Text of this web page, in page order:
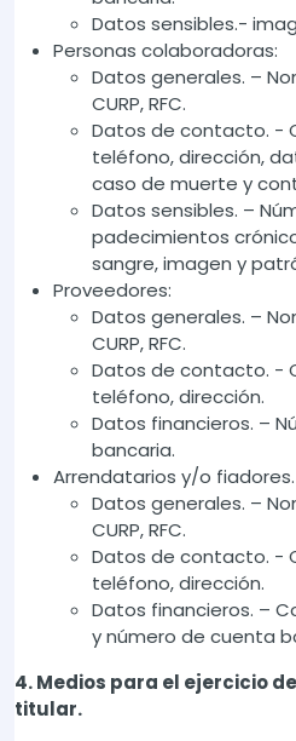
Datos sensibles.-
Personas colaboradoras:
Datos generales. –
CURP, RFC.
Datos de contacto. -
teléfono, dirección,
caso de muerte y
Datos sensibles. –
padecimientos
sangre, imagen y
Proveedores:
Datos generales. –
CURP, RFC.
Datos de contacto. -
teléfono, dirección.
Datos financieros. –
bancaria.
Arrendatarios y/o
Datos generales. –
CURP, RFC.
Datos de contacto. -
teléfono, dirección.
Datos financieros. –
y número de cuenta
4. Medios para el ejercicio
titular.